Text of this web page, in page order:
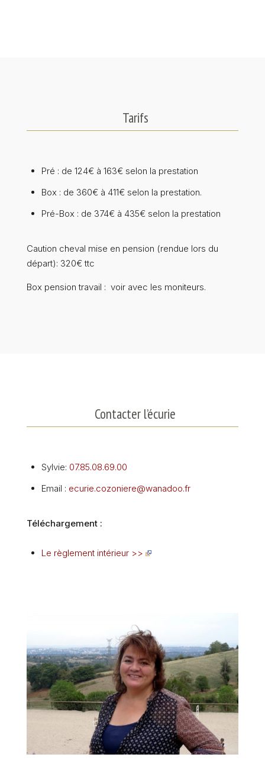
Tarifs
Pré : de 124€ à 163€ selon la prestation
Box : de 360€ à 411€ selon la prestation.
Pré-Box : de 374€ à 435€ selon la prestation
Caution cheval mise en pension (rendue lors du
départ): 320€ ttc
Box pension travail : voir avec les moniteurs.
Contacter l’écurie
Sylvie: 07.85.08.69.00
Email : ecurie.cozoniere@wanadoo.fr
Téléchargement :
Le règlement intérieur >>